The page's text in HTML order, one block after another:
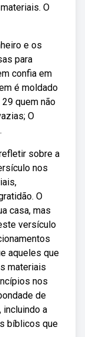
O
e os
para
confia em
é moldado
quem não
O
sobre a
nos
O
casa, mas
versículo
aqueles que
materiais
nos
de
incluindo a
bíblicos que